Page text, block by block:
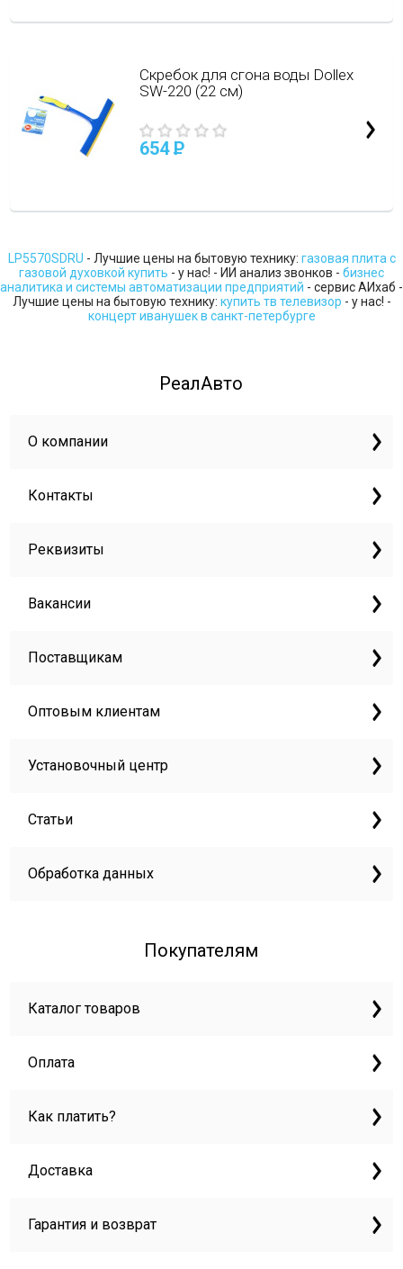
Скребок для сгона воды Dollex
SW-220 (22 см)
654P
LP5570SDRU - Лучшие цены на бытовую технику: газовая плита с
газовой духовкой купить - у нас! - ИИ анализ звонков - бизнес
аналитика и системы автоматизации предприятий - сервис АИхаб -
Лучшие цены на бытовую технику: купить тв телевизор - у нас! -
концерт иванушек в санкт-петербурге
РеалАвто
О компании
Контакты
Реквизиты
Вакансии
Поставщикам
Оптовым клиентам
Установочный центр
Статьи
Обработка данных
Покупателям
Каталог товаров
Оплата
Как платить?
Доставка
Гарантия и возврат